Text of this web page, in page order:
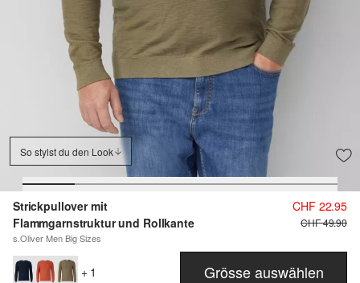
So stylst du den Look
Strickpullover mit
Flammgarnstruktur und Rollkante
s.Oliver Men Big Sizes
CHF 22.95
CHF 49.90
+ 1 Grösse auswählen